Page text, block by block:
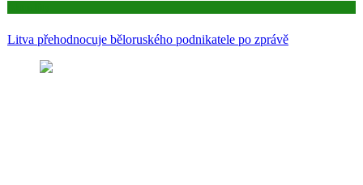
Litva přehodnocuje běloruského podnikatele po zprávě